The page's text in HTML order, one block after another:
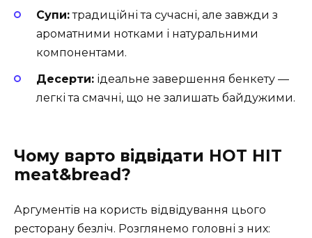
Супи:традиційні та сучасні, але завжди з
ароматними нотками і натуральними
компонентами.
Десерти: ідеальне завершення бенкету —
легкі та смачні, що не залишать байдужими.
Чому варто відвідати HOT HIT
meat&bread?
Аргументів на користь відвідування цього
ресторану безліч. Розглянемо головні з них: